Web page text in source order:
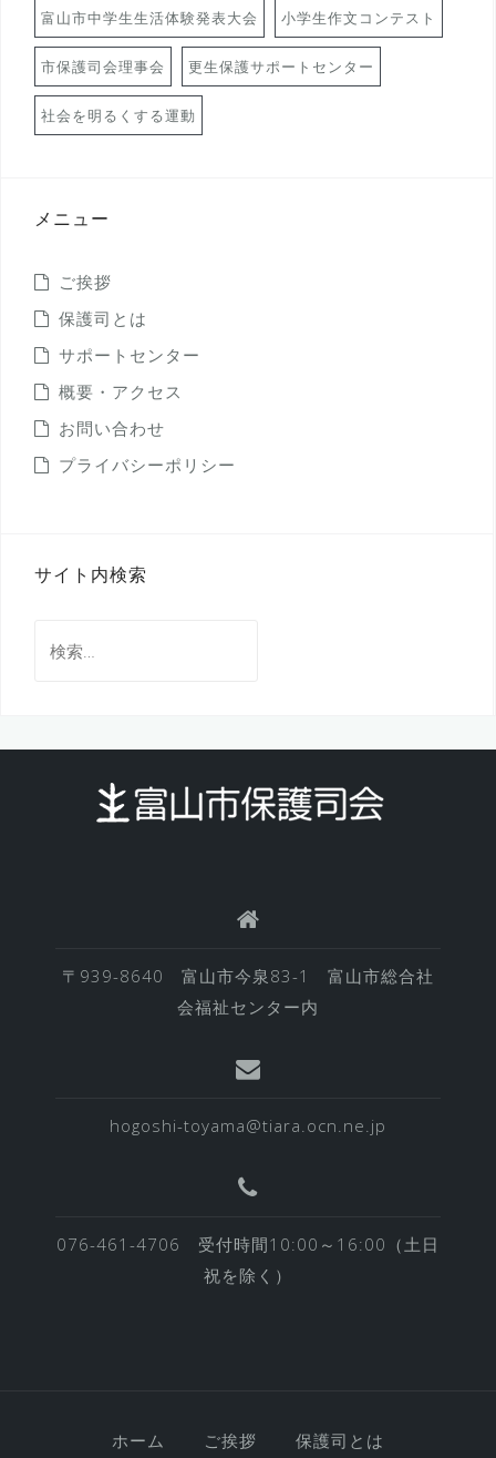
富山市中学生生活体験発表大会 小学生作文コンテスト
市保護司会理事会 更生保護サポートセンター
社会を明るくする運動
メニュー
ご挨拶
保護司とは
サポートセンター
概要・アクセス
お問い合わせ
プライバシーポリシー
サイト内検索
索:
〒939-8640 富山市今泉83-1 富山市総合社
会福祉センター内
hogoshi-toyama@tiara.ocn.ne.jp
076-461-4706 受付時間10:00～16:00（土日
祝を除く）
ホーム ご挨拶 保護司とは